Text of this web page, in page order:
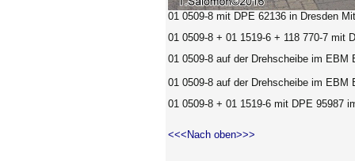
01 0509-8 mit DPE 62136 in Dresden
01 0509-8 + 01 1519-6 + 118 770-7 mit
01 0509-8 auf der Drehscheibe im EBM
01 0509-8 auf der Drehscheibe im EBM
01 0509-8 + 01 1519-6 mit DPE 95987
<<<Nach oben>>>